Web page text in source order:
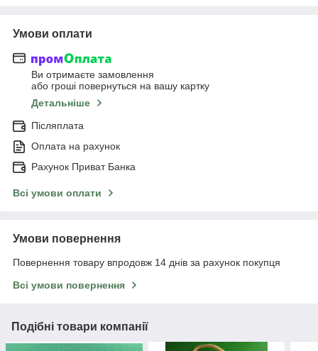
Умови оплати
Ви отримаєте замовлення
або гроші повернуться на вашу картку
Детальніше
Післяплата
Оплата на рахунок
Рахунок Приват Банка
Всі умови оплати
Умови повернення
Повернення товару впродовж 14 днів за рахунок покупця
Всі умови повернення
Подібні товари компанії